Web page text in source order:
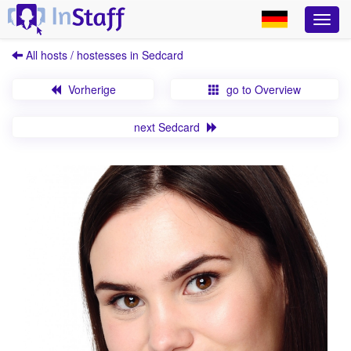
All hosts / hostesses in Sedcard
Vorherige go to Overview
next Sedcard